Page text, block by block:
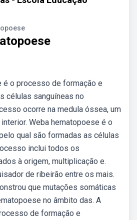
é o processo de formação e
células sanguíneas no
ocorre na medula óssea, um
Weba hematopoese é o
qual são formadas as células
inclui todos os
à origem, multiplicação e.
de ribeirão entre os mais.
que mutações somáticas
no âmbito das. A
de formação e